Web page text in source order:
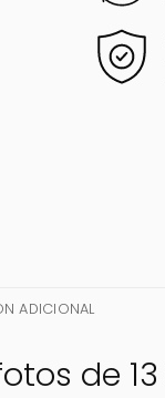
ADICIONAL
de